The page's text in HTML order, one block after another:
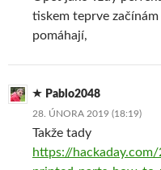
tiskem teprve
pomáhají,
Pablo2048
28. ÚNORA 2019 (18:19)
Takže tady
https://